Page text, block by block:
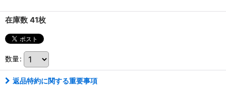
在庫数 41枚
数量:
返品特約に関する重要事項